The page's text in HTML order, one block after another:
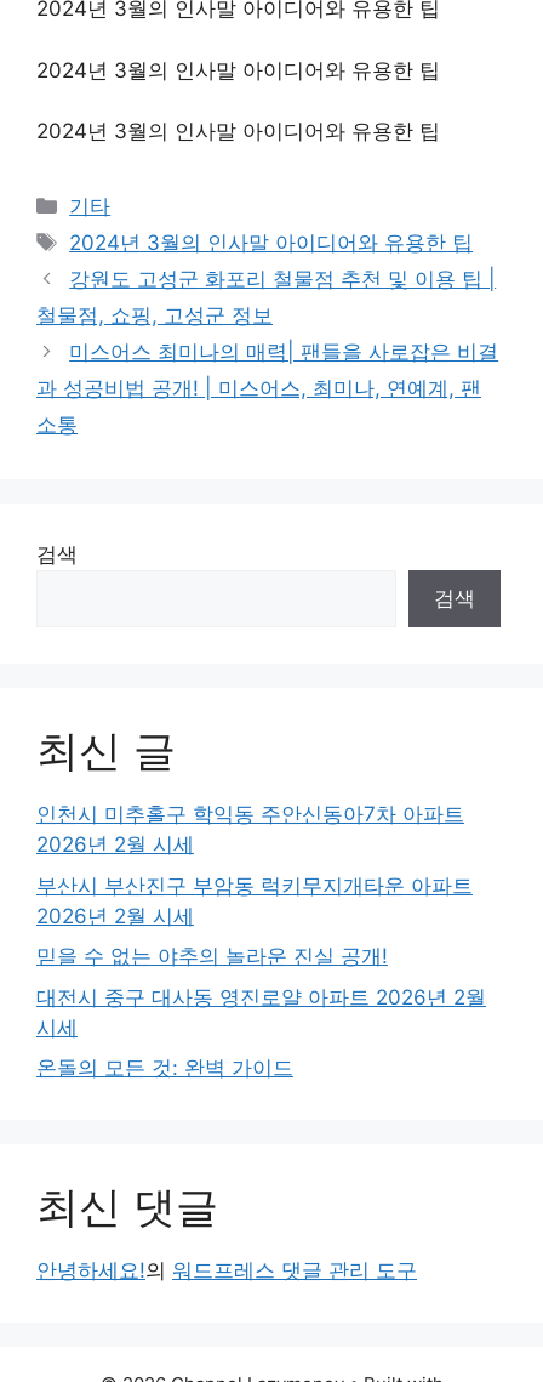
2024년 3월의 인사말 아이디어와 유용한 팁
2024년 3월의 인사말 아이디어와 유용한 팁
2024년 3월의 인사말 아이디어와 유용한 팁
Categories
기타
Tags
2024년 3월의 인사말 아이디어와 유용한 팁
강원도 고성군 화포리 철물점 추천 및 이용 팁 |
철물점, 쇼핑, 고성군 정보
미스어스 최미나의 매력| 팬들을 사로잡은 비결
과 성공비법 공개! | 미스어스, 최미나, 연예계, 팬
소통
검색
검색
최신 글
인천시 미추홀구 학익동 주안신동아7차 아파트
2026년 2월 시세
부산시 부산진구 부암동 럭키무지개타운 아파트
2026년 2월 시세
믿을 수 없는 야추의 놀라운 진실 공개!
대전시 중구 대사동 영진로얄 아파트 2026년 2월
시세
온돌의 모든 것: 완벽 가이드
최신 댓글
안녕하세요!의 워드프레스 댓글 관리 도구